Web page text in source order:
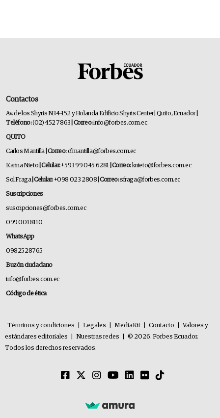
Contactos
Av. de los Shyris N34-152 y Holanda Edificio Shyris Center | Quito, Ecuador
Teléfono:(02) 452 7863 | Correo:info@forbes.com.ec
QUITO
Carlos Mantilla | Correo:cfmantilla@forbes.com.ec
Karina Nieto | Celular:+593 99 045 6281 | Correo:knieto@forbes.com.ec
Sol Fraga| Celular:+098 023 2808 | Correo:sfraga@forbes.com.ec
Suscripciones
suscripciones@forbes.com.ec
099 001 8110
WhatsApp
0982528765
Buzón ciudadano
info@forbes.com.ec
Código de ética
Términos y condiciones Legales MediaKit Contacto
Valores y
estándares editoriales
Nuestras redes
© 2026. Forbes Ecuador.
Todos los derechos reservados.